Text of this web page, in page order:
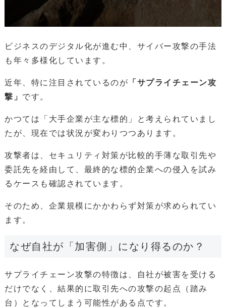
ビジネスのデジタル化が進む中、サイバー攻撃の手法
も年々多様化しています。
近年、特に注目されているのが 「サプライチェーン攻
撃」 です。
かつては「大手企業が主な標的」と考えられていまし
たが、現在では状況が変わりつつあります。
攻撃者は、セキュリティ対策が比較的手薄な取引先や
委託先を経由して、最終的な標的企業への侵入を試み
るケースも確認されています。
そのため、企業規模にかかわらず対策が求められてい
ます。
なぜ自社が「加害側」になり得るのか？
サプライチェーン攻撃の特徴は、自社が被害を受ける
だけでなく、結果的に取引先への攻撃の起点（踏み
台）となってしまう可能性がある点です。